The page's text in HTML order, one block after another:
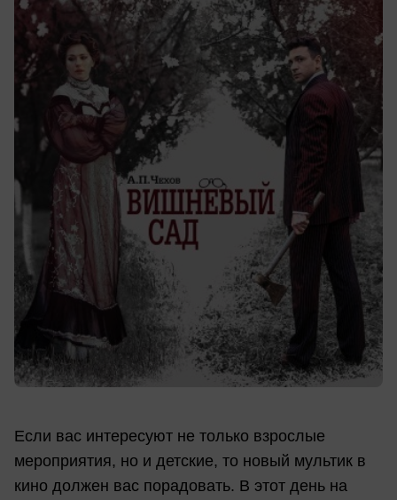
Если вас интересуют не только взрослые
мероприятия, но и детские, то новый мультик в
кино должен вас порадовать. В этот день на